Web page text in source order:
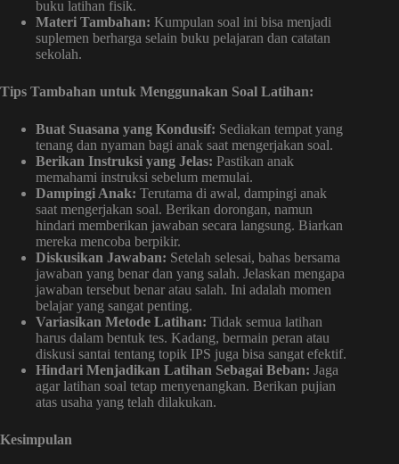
buku latihan fisik.
Materi Tambahan: Kumpulan soal ini bisa menjadi
suplemen berharga selain buku pelajaran dan catatan
sekolah.
Tips Tambahan untuk Menggunakan Soal Latihan:
Buat Suasana yang Kondusif: Sediakan tempat yang
tenang dan nyaman bagi anak saat mengerjakan soal.
Berikan Instruksi yang Jelas: Pastikan anak
memahami instruksi sebelum memulai.
Dampingi Anak: Terutama di awal, dampingi anak
saat mengerjakan soal. Berikan dorongan, namun
hindari memberikan jawaban secara langsung. Biarkan
mereka mencoba berpikir.
Diskusikan Jawaban: Setelah selesai, bahas bersama
jawaban yang benar dan yang salah. Jelaskan mengapa
jawaban tersebut benar atau salah. Ini adalah momen
belajar yang sangat penting.
Variasikan Metode Latihan: Tidak semua latihan
harus dalam bentuk tes. Kadang, bermain peran atau
diskusi santai tentang topik IPS juga bisa sangat efektif.
Hindari Menjadikan Latihan Sebagai Beban: Jaga
agar latihan soal tetap menyenangkan. Berikan pujian
atas usaha yang telah dilakukan.
Kesimpulan